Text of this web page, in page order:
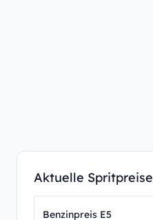
Aktuelle Spritpreise
Benzinpreis E5